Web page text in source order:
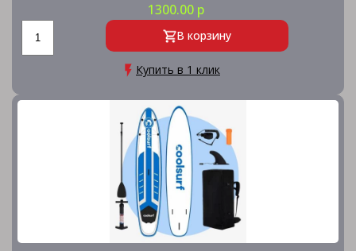
1300.00 р
В корзину
Купить в 1 клик